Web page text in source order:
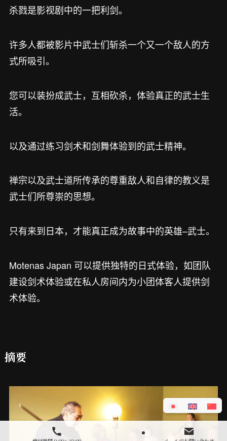
杀戮是影视剧中的一把利剑。
许多人都被影片中武士们斩杀一个又一个敌人的方
式所吸引。
您可以装扮成武士，互相砍杀，体验真正的武士生
活。
以及通过练习剑术和剑舞体验到的武士精神。
禅宗以及武士道所传承的尊重敌人和自律的教义是
武士们所尊崇的思想。
只有来到日本，才能真正成为故事中的英雄–武士。
Motenas Japan 可以提供独特的日式体验，如团队
建设剑术体验或在私人房间内为小团体客人提供剑
术体验。
摘要